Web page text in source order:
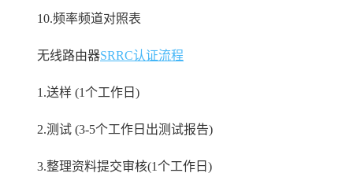
10.频率频道对照表
无线路由器SRRC认证流程
1.送样 (1个工作日)
2.测试 (3-5个工作日出测试报告)
3.整理资料提交审核(1个工作日)